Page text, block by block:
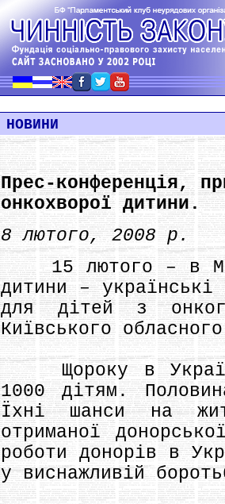
НОВИНИ
Прес-конференція,
онкохворої дитини.
8 лютого, 2008 р.
15 лютого – в
дитини – українські
для дітей з
Київського
Щороку в Україні
1000 дітям.
Їхні шанси на
отриманої
роботи донорів в
у виснажливій